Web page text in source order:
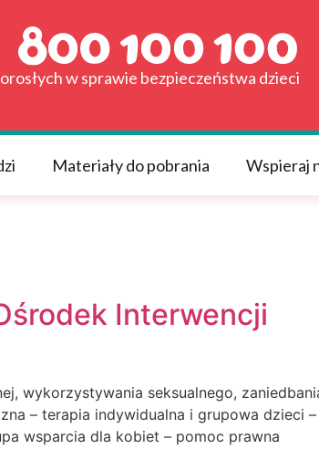
w sprawie bezpieczeństwa dzieci
Materiały do pobrania Wspieraj
Interwencji
wykorzystywania seksualnego,
– terapia indywidualna i grupowa dzieci
wsparcia dla kobiet – pomoc prawna